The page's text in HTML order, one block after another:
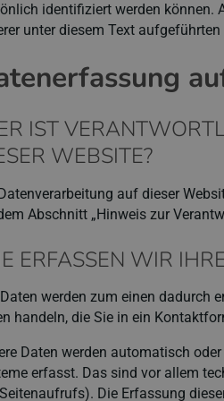
identifiziert werden
unter diesem Text
IST
WEBSITE?
auf dieser
Abschnitt „Hinweis zur
ERFASSEN WIR
Daten werden zum einen dadurch
handeln, die Sie in ein
Daten werden automatisch
erfasst. Das sind vor allem
Die Erfassung